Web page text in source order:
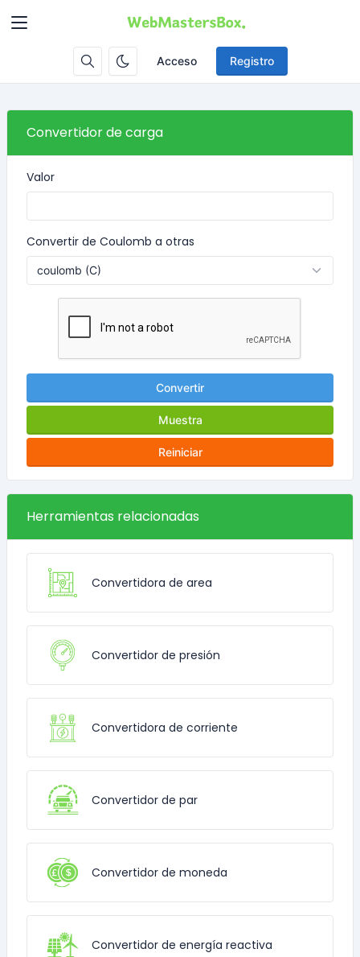
Acceso Registro
Convertidor de carga
Valor
Convertir de Coulomb a otras
Convertir
Muestra
Reiniciar
Herramientas relacionadas
Convertidora de area
Convertidor de presión
Convertidora de corriente
Convertidor de par
Convertidor de moneda
Convertidor de energía reactiva